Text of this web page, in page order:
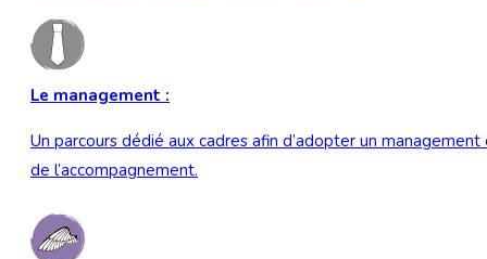
Le management :
Un parcours dédié aux cadres afin d’adopter un
de l’accompagnement.